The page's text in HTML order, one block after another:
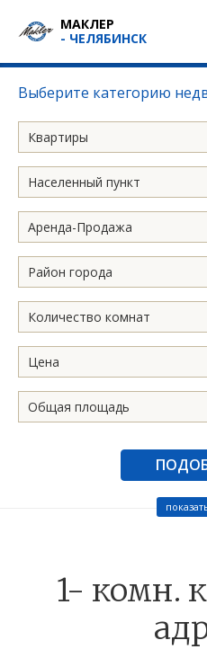
МАКЛЕР
- ЧЕЛЯБИНСК
Выберите категорию
Квартиры
Населенный пункт
Аренда-Продажа
Район города
Количество комнат
Цена
Общая площадь
1- комн.